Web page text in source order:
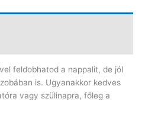
feldobhatod a nappalit, de jól
is. Ugyanakkor kedves
vagy szülinapra, főleg a